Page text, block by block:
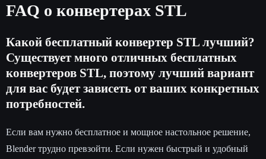
FAQ о конвертерах STL
Какой бесплатный конвертер STL лучший?
Существует много отличных бесплатных
конвертеров STL, поэтому лучший вариант
для вас будет зависеть от ваших конкретных
потребностей.
Если вам нужно бесплатное и мощное настольное решение,
Blender трудно превзойти. Если нужен быстрый и удобный